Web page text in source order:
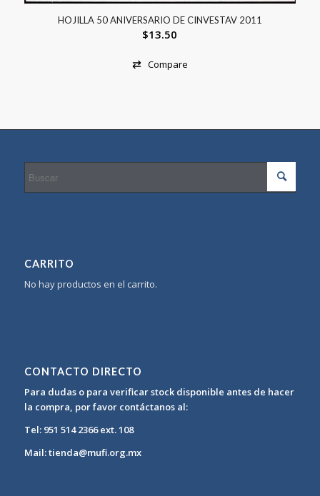
HOJILLA 50 ANIVERSARIO DE CINVESTAV 2011
$13.50
Compare
CARRITO
No hay productos en el carrito.
CONTACTO DIRECTO
Para dudas o para verificar stock disponible antes de hacer
la compra, por favor contáctanos al:
Tel: 951 514 2366 ext. 108
Mail: tienda@mufi.org.mx